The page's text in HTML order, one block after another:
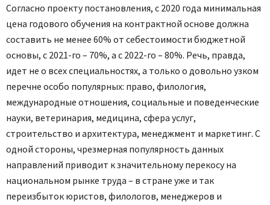
Согласно проекту постановления, с 2020 года минимальная
цена годового обучения на контрактной основе должна
составить не менее 60% от себестоимости бюджетной
основы, с 2021-го – 70%, а с 2022-го – 80%. Речь, правда,
идет не о всех специальностях, а только о довольно узком
перечне особо популярных: право, филология,
международные отношения, социальные и поведенческие
науки, ветеринария, медицина, сфера услуг,
строительство и архитектура, менеджмент и маркетинг. С
одной стороны, чрезмерная популярность данных
направлений приводит к значительному перекосу на
национальном рынке труда – в стране уже и так
переизбыток юристов, филологов, менеджеров и